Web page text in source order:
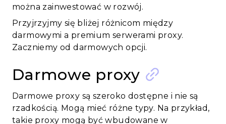
można zainwestować w rozwój.
Przyjrzyjmy się bliżej różnicom między
darmowymi a premium serwerami proxy.
Zaczniemy od darmowych opcji.
Darmowe proxy
Darmowe proxy są szeroko dostępne i nie są
rzadkością. Mogą mieć różne typy. Na przykład,
takie proxy mogą być wbudowane w